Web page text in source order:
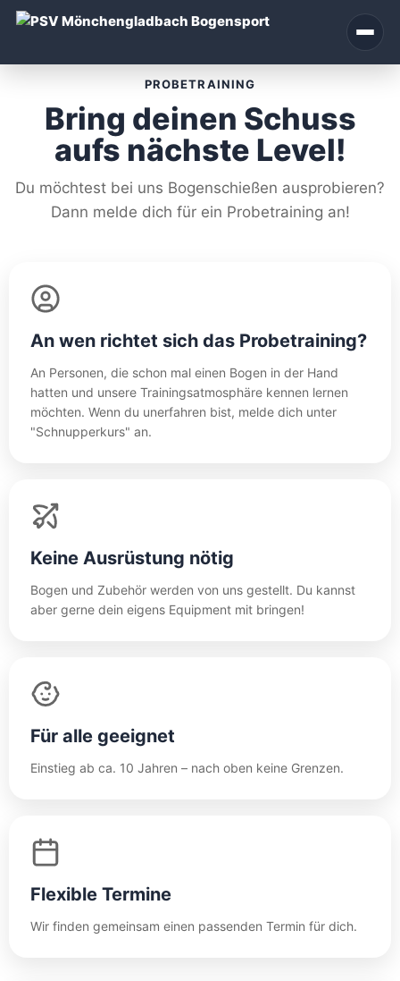
Zum
Inhalt
PROBETRAINING
Bring deinen Schuss
aufs nächste Level!
Du möchtest bei uns Bogenschießen ausprobieren?
Dann melde dich für ein Probetraining an!
An wen richtet sich das Probetraining?
An Personen, die schon mal einen Bogen in der Hand
hatten und unsere Trainingsatmosphäre kennen lernen
möchten. Wenn du unerfahren bist, melde dich unter
"Schnupperkurs" an.
Keine Ausrüstung nötig
Bogen und Zubehör werden von uns gestellt. Du kannst
aber gerne dein eigens Equipment mit bringen!
Für alle geeignet
Einstieg ab ca. 10 Jahren – nach oben keine Grenzen.
Flexible Termine
Wir finden gemeinsam einen passenden Termin für dich.